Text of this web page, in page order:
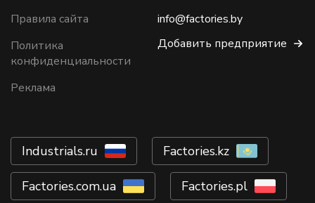
Правила сайта
Политика
конфиденциальности
Реклама
info@factories.by
Добавить предприятие
Industrials.ru Factories.kz
Factories.com.ua Factories.pl